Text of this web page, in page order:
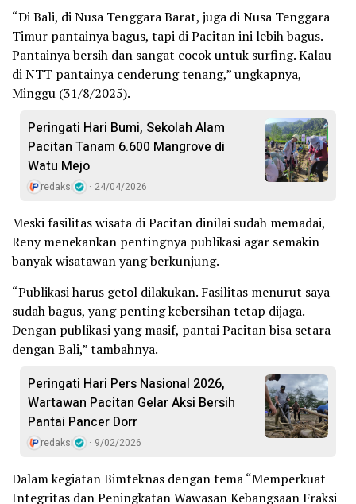
“Di Bali, di Nusa Tenggara Barat, juga di Nusa Tenggara
Timur pantainya bagus, tapi di Pacitan ini lebih bagus.
Pantainya bersih dan sangat cocok untuk surfing. Kalau
di NTT pantainya cenderung tenang,” ungkapnya,
Minggu (31/8/2025).
Peringati Hari Bumi, Sekolah Alam
Pacitan Tanam 6.600 Mangrove di
Watu Mejo
redaksi 24/04/2026
Meski fasilitas wisata di Pacitan dinilai sudah memadai,
Reny menekankan pentingnya publikasi agar semakin
banyak wisatawan yang berkunjung.
“Publikasi harus getol dilakukan. Fasilitas menurut saya
sudah bagus, yang penting kebersihan tetap dijaga.
Dengan publikasi yang masif, pantai Pacitan bisa setara
dengan Bali,” tambahnya.
Peringati Hari Pers Nasional 2026,
Wartawan Pacitan Gelar Aksi Bersih
Pantai Pancer Dorr
redaksi 9/02/2026
Dalam kegiatan Bimteknas dengan tema “Memperkuat
Integritas dan Peningkatan Wawasan Kebangsaan Fraksi